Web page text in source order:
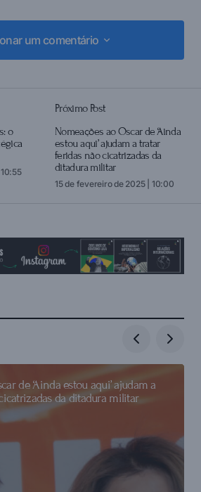
um comentário
um comentário
o
Próximo Post
Nomeações ao Oscar de ‘Ainda
estou aqui’ ajudam a tratar
feridas não cicatrizadas da
ditadura militar
15 de fevereiro de 2025 | 10:00
de ‘Ainda estou aqui’ ajudam a
da ditadura militar